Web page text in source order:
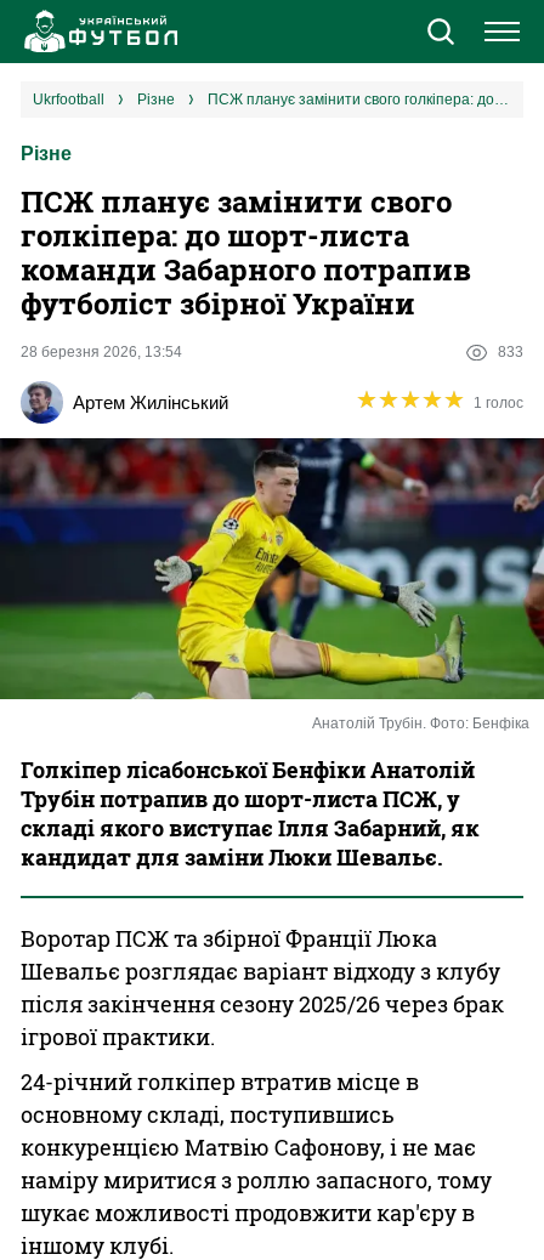
Новини
Єврокубки
УПЛ
Різне
Букмекери
Казино
ukrfootball різне ПСЖ планує замінити свого голкіпера: до шорт-листа команди Забарного потрапив футболіст збірної України
Різне
ПСЖ планує замінити свого
голкіпера: до шорт-листа
команди Забарного потрапив
футболіст збірної України
28 березня 2026, 13:54 833
Артем Жилінський ★★★★★
★★★★★ 1 голос
Анатолій Трубін. Фото: Бенфіка
Голкіпер лісабонської Бенфіки Анатолій
Трубін потрапив до шорт-листа ПСЖ, у
складі якого виступає Ілля Забарний, як
кандидат для заміни Люки Шевальє.
Воротар ПСЖ та збірної Франції Люка
Шевальє розглядає варіант відходу з клубу
після закінчення сезону 2025/26 через брак
ігрової практики.
24-річний голкіпер втратив місце в
основному складі, поступившись
конкуренцією Матвію Сафонову, і не має
наміру миритися з роллю запасного, тому
шукає можливості продовжити кар'єру в
іншому клубі.